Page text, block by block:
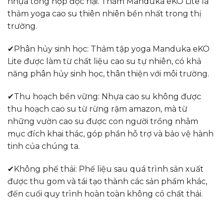
thảm yoga cao su thiên nhiên bền nhất trong thị
trường.
✔Phân hủy sinh học: Thảm tập yoga Manduka eKO
Lite được làm từ chất liệu cao su tự nhiên, có khả
năng phân hủy sinh học, thân thiện với môi trường.
✔Thu hoạch bền vững: Nhựa cao su không được
thu hoạch cao su từ rừng rậm amazon, mà từ
những vườn cao su được con người trồng nhằm
mục đích khai thác, góp phần hỗ trợ và bảo vệ hành
tinh của chúng ta.
✔Không phế thải: Phế liệu sau quá trình sản xuất
được thu gom và tái tạo thành các sản phẩm khác,
đến cuối quy trình hoàn toàn không có chất thải.